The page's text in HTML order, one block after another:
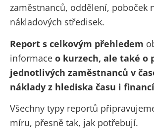
zaměstnanců, oddělení, poboček
nákladových středisek.
Report s celkovým přehledem
informace o kurzech, ale také o
jednotlivých zaměstnanců v
náklady z hlediska času i financí
Všechny typy reportů
míru, přesně tak, jak potřebují.